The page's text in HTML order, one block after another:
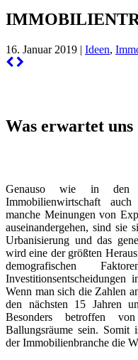
16. Januar 2019 | Ideen,
Was erwartet uns
Genauso wie in den
Immobilienwirtschaft
manche Meinungen von
auseinandergehen, sind sie
Urbanisierung und das
wird eine der größten
demografischen
Investitionsentscheidungen
Wenn man sich die Zahlen
den nächsten 15 Jahren
Besonders betroffen
Ballungsräume sein. Somit
der Immobilienbranche die